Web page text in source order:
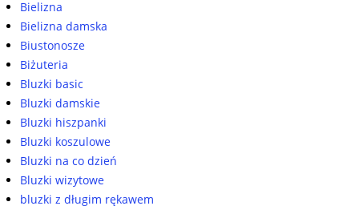
Bielizna
Bielizna damska
Biustonosze
Biżuteria
Bluzki basic
Bluzki damskie
Bluzki hiszpanki
Bluzki koszulowe
Bluzki na co dzień
Bluzki wizytowe
bluzki z długim rękawem